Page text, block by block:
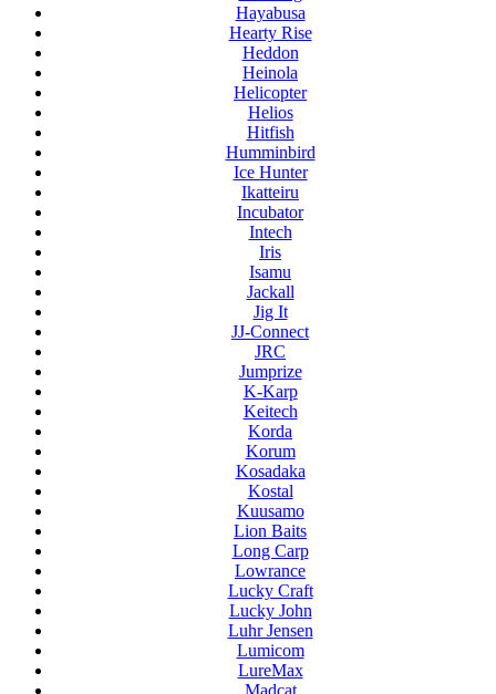
Hayabusa
Hearty Rise
Heddon
Heinola
Helicopter
Helios
Hitfish
Humminbird
Ice Hunter
Ikatteiru
Incubator
Intech
Iris
Isamu
Jackall
Jig It
JJ-Connect
JRC
Jumprize
K-Karp
Keitech
Korda
Korum
Kosadaka
Kostal
Kuusamo
Lion Baits
Long Carp
Lowrance
Lucky Craft
Lucky John
Luhr Jensen
Lumicom
LureMax
Madcat